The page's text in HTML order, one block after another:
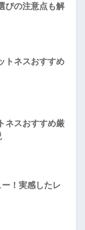
びの注意点も解
トネスおすすめ
ネスおすすめ厳
！実感したレ